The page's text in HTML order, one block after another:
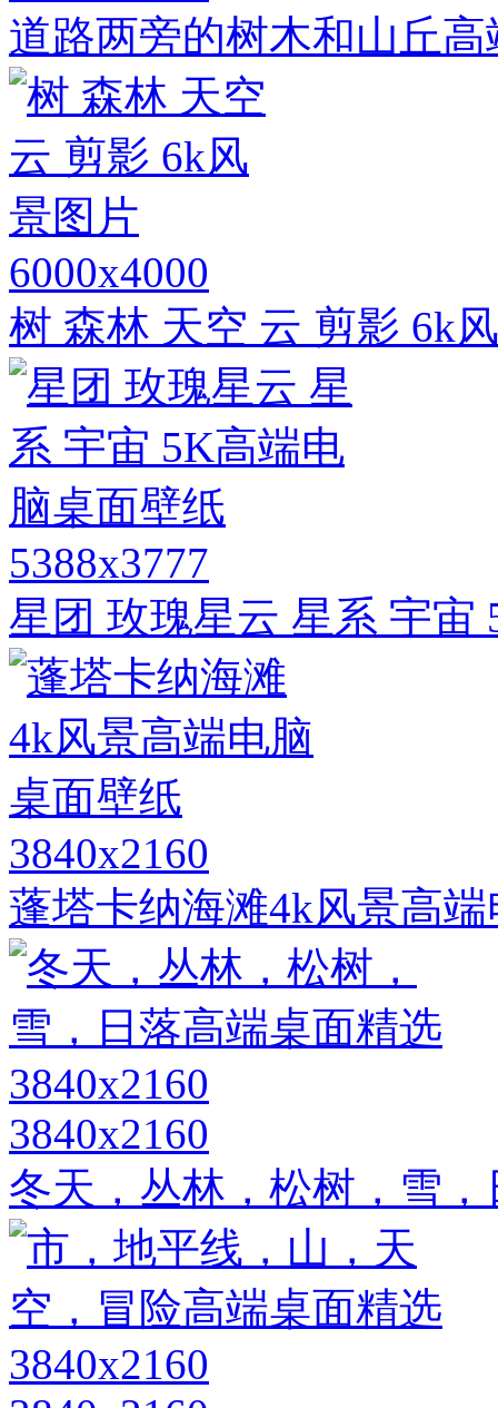
道路两旁的树木和山丘
6000x4000
树 森林 天空 云 剪影 6k
5388x3777
星团 玫瑰星云 星系 宇宙
3840x2160
蓬塔卡纳海滩4k风景高
3840x2160
冬天，丛林，松树，雪